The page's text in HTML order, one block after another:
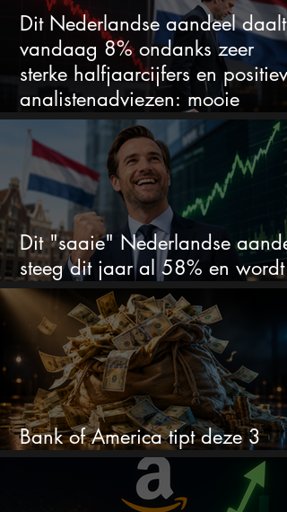
Dit Nederlandse aandeel daalt
vandaag 8% ondanks zeer
sterke halfjaarcijfers en positieve
analistenadviezen: mooie
koopkans?
Dit "saaie" Nederlandse
steeg dit jaar al 58% en wordt
volgens analisten onderschat
Bank of America tipt deze 3
chipaandelen